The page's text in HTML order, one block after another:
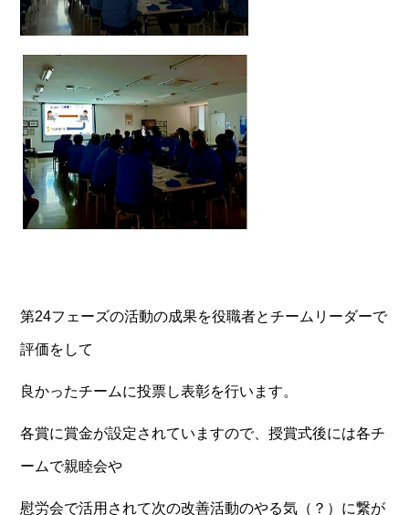
第24フェーズの活動の成果を役職者とチームリーダーで
評価をして
良かったチームに投票し表彰を行います。
各賞に賞金が設定されていますので、授賞式後には各チ
ームで親睦会や
慰労会で活用されて次の改善活動のやる気（？）に繋が